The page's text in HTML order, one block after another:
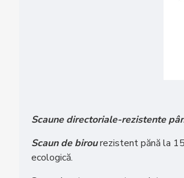
Scaune directoriale-rezistente
Scaun de birourezistent pănă la
ecologică.